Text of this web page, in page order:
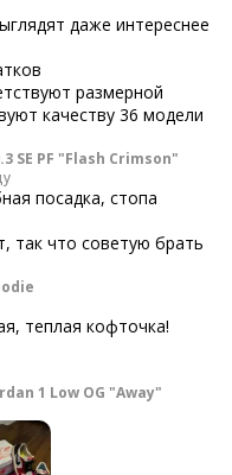
даже интереснее
размерной
качеству 36 модели
SE PF "Flash Crimson"
посадка, стопа
так что советую брать
теплая кофточка!
1 Low OG "Away"